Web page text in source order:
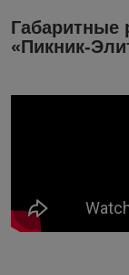
Габаритные
«Пикник-